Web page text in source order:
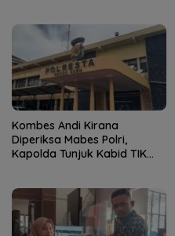
Kombes Andi Kirana
Diperiksa Mabes Polri,
Kapolda Tunjuk Kabid TIK